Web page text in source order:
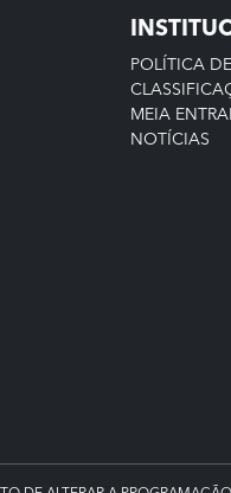
POLÍTICA
MEIA
NOTÍCIAS